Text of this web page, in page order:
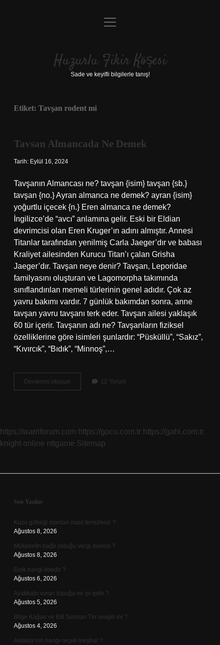
Anasayfa
Yasal Uyarı
menüyü
Huzurlu Fikir Köşesi
Sade ve keyifli bilgilerle tanış!
Etiket: Tavşan rodent mi
Tavsan Almancada Ne Demek
Tarih: Eylül 16, 2024
Tavşanın Almancası ne? tavşan {isim} tavşan {sb.}
tavşan {no.} Ayran almanca ne demek? ayran {isim}
yoğurtlu içecek {n.} Eren almanca ne demek?
İngilizce’de “avcı” anlamına gelir. Eski bir Eldian
devrimcisi olan Eren Kruger’ın adını almıştır. Annesi
Titanlar tarafından yenilmiş Carla Jaeger’dır ve babası
Kraliyet ailesinden Kurucu Titan’ı çalan Grisha
Jaeger’dır. Tavşan neye denir? Tavşan, Leporidae
familyasını oluşturan ve Lagomorpha takımında
sınıflandırılan memeli türlerinin genel adıdır. Çok az
yavru bakımı vardır. 7 günlük bakımdan sonra, anne
tavşan yavru tavşanı terk eder. Tavşan ailesi yaklaşık
60 tür içerir. Tavşanın adı ne? Tavşanların fiziksel
özelliklerine göre isimleri şunlardır: “Püsküllü”, “Sakız”,
“Kıvırcık”, “Bıdık”, “Minnoş”,…
Devamını okuyun
Almancada
12 Yorum
https://warriforum.com https://gocu.com.tr https://gahi.com.tr
knight online nttgame Sitemap
Sidebar
Son Yazılar
Kuzu göbeği mantarı nasıl temizlenir ?
Ağustos 8, 2026
Mükellefin bağlı olduğu vergi dairesi ?
Ağustos 8, 2026
Erok hangi ildedir ?
Ağustos 6, 2026
Ayakkabı vuran topuğa ne iyi gelir ?
Ağustos 5, 2026
Bilge Kağan ve Etil Salman Tin sevgili mi ?
Ağustos 4, 2026
Antalya’nın hangi reçeli meşhur ?